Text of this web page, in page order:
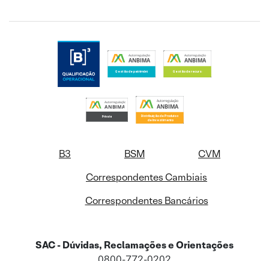
B3 BSM
CVM
Correspondentes Cambiais
Correspondentes Bancários
SAC - Dúvidas, Reclamações e Orientações